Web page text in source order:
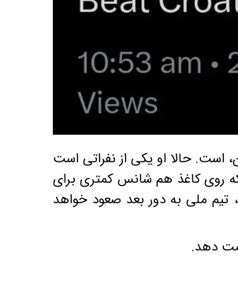
است. حالا او یکی از نفراتی است
روی کاغذ هم شانس کمتری برای
تیم ملی به دور بعد صعود خواهد
دهد.